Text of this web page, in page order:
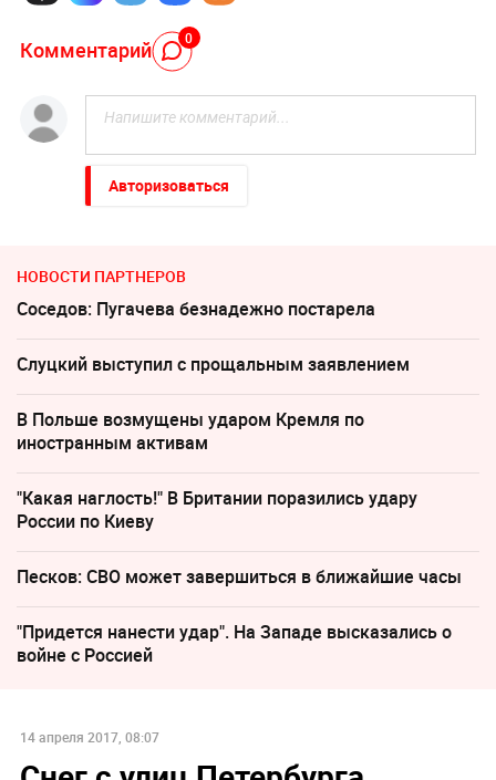
Комментарий 0
Авторизоваться
НОВОСТИ ПАРТНЕРОВ
Соседов: Пугачева безнадежно постарела
Слуцкий выступил с прощальным заявлением
В Польше возмущены ударом Кремля по
иностранным активам
"Какая наглость!" В Британии поразились удару
России по Киеву
Песков: СВО может завершиться в ближайшие часы
"Придется нанести удар". На Западе высказались о
войне с Россией
14 апреля 2017, 08:07